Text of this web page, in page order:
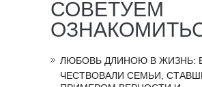
СОВЕТУЕМ
ЛЮБОВЬ ДЛИНОЮ В ЖИЗНЬ:
ЧЕСТВОВАЛИ СЕМЬИ,